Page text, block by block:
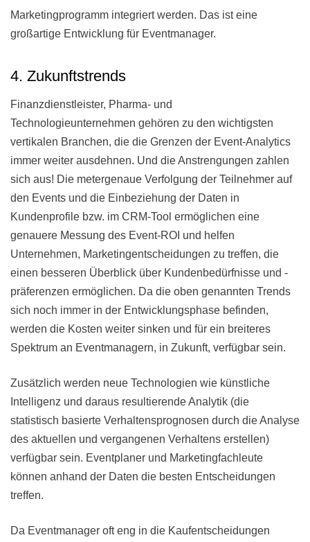
Marketingprogramm integriert werden. Das ist eine
großartige Entwicklung für Eventmanager.
4. Zukunftstrends
Finanzdienstleister, Pharma- und
Technologieunternehmen gehören zu den wichtigsten
vertikalen Branchen, die die Grenzen der Event-Analytics
immer weiter ausdehnen. Und die Anstrengungen zahlen
sich aus! Die metergenaue Verfolgung der Teilnehmer auf
den Events und die Einbeziehung der Daten in
Kundenprofile bzw. im CRM-Tool ermöglichen eine
genauere Messung des Event-ROI und helfen
Unternehmen, Marketingentscheidungen zu treffen, die
einen besseren Überblick über Kundenbedürfnisse und -
präferenzen ermöglichen. Da die oben genannten Trends
sich noch immer in der Entwicklungsphase befinden,
werden die Kosten weiter sinken und für ein breiteres
Spektrum an Eventmanagern, in Zukunft, verfügbar sein.
Zusätzlich werden neue Technologien wie künstliche
Intelligenz und daraus resultierende Analytik (die
statistisch basierte Verhaltensprognosen durch die Analyse
des aktuellen und vergangenen Verhaltens erstellen)
verfügbar sein. Eventplaner und Marketingfachleute
können anhand der Daten die besten Entscheidungen
treffen.
Da Eventmanager oft eng in die Kaufentscheidungen